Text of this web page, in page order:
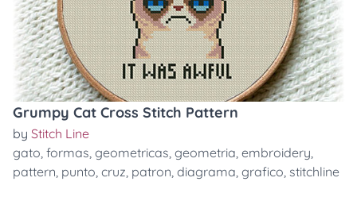
Grumpy Cat Cross Stitch Pattern
by Stitch Line
gato, formas, geometricas, geometria, embroidery,
pattern, punto, cruz, patron, diagrama, grafico, stitchline